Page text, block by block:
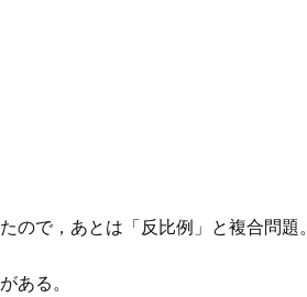
ので，あとは「反比例」と複合問題。
ある。